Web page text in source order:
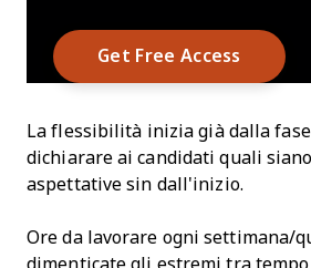
La flessibilità inizia già dalla
dichiarare ai candidati quali
aspettative sin dall'inizio.
Ore da lavorare ogni settimana/
dimenticate gli estremi tra